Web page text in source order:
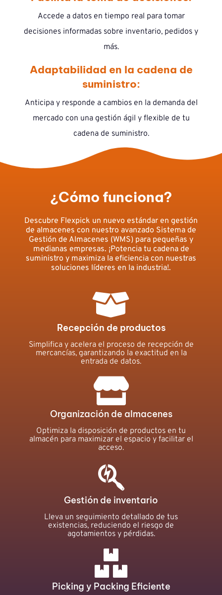
Accede a datos en tiempo real para tomar
decisiones informadas sobre inventario, pedidos y
más.
Adaptabilidad en la cadena de
suministro:
Anticipa y responde a cambios en la demanda del
mercado con una gestión ágil y flexible de tu
cadena de suministro.
¿Cómo funciona?
Descubre Flexpick un nuevo estándar en gestión
de almacenes con nuestro avanzado Sistema de
Gestión de Almacenes (WMS) para pequeñas y
medianas empresas. ¡Potencia tu cadena de
suministro y maximiza la eficiencia con nuestras
soluciones líderes en la industria!.
Recepción de productos
Simplifica y acelera el proceso de recepción de
mercancías, garantizando la exactitud en la
entrada de datos.
Organización de almacenes
Optimiza la disposición de productos en tu
almacén para maximizar el espacio y facilitar el
acceso.
Gestión de inventario
Lleva un seguimiento detallado de tus
existencias, reduciendo el riesgo de
agotamientos y pérdidas.
Picking y Packing Eficiente